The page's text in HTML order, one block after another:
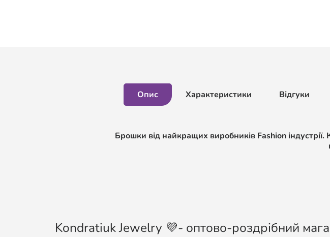
Опис Характеристики Відгуки
Брошки від найкращих виробників Fashion
Kondratiuk Jewelry 💜- оптово-роздрібний